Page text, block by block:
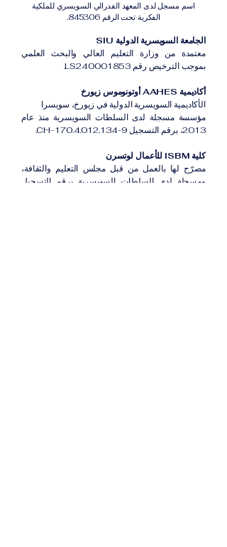
اسم مسجل لدى المعهد الفدرالي السويسري للملكية
الفكرية تحت الرقم 845306.
الجامعة السويسرية الدولية SIU
معتمدة من وزارة التعليم العالي والبحث العلمي
بموجب الترخيص رقم LS240001853.
أكاديمية AAHES أوتونوموس زيورخ
الأكاديمية السويسرية الدولية في زيورخ، سويسرا
مؤسسة مسجلة لدى السلطات السويسرية منذ عام
2013، برقم التسجيل CH-170.4.012.134-9.
كلية ISBM للأعمال لوتسرن
مصرّح لها بالعمل من قبل مجلس التعليم والثقافة،
ومسجلة لدى السلطات السويسرية برقم التسجيل